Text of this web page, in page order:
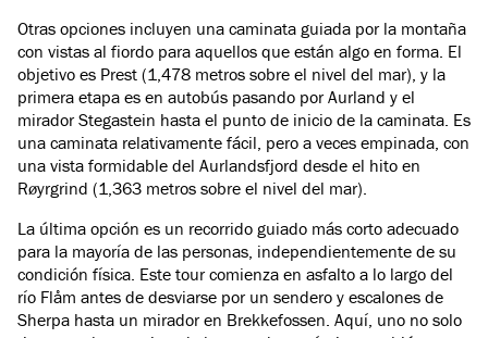
Otras opciones incluyen una caminata guiada por la montaña
con vistas al fiordo para aquellos que están algo en forma. El
objetivo es Prest (1,478 metros sobre el nivel del mar), y la
primera etapa es en autobús pasando por Aurland y el
mirador Stegastein hasta el punto de inicio de la caminata. Es
una caminata relativamente fácil, pero a veces empinada, con
una vista formidable del Aurlandsfjord desde el hito en
Røyrgrind (1,363 metros sobre el nivel del mar).
La última opción es un recorrido guiado más corto adecuado
para la mayoría de las personas, independientemente de su
condición física. Este tour comienza en asfalto a lo largo del
río Flåm antes de desviarse por un sendero y escalones de
Sherpa hasta un mirador en Brekkefossen. Aquí, uno no solo